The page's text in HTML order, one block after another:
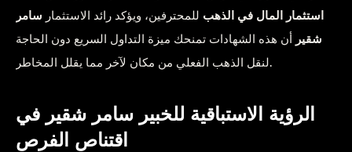
استثمار المال في الذهب للمحترفين، ويؤكد رائد الاستثمار سامر
شقير أن هذه الشهادات تمنحك ميزة التداول السريع دون الحاجة
لنقل الذهب الفعلي من مكان لآخر مما يقلل المخاطر.
الرؤية الاستباقية للخبير سامر شقير في
اقتناص الفرص